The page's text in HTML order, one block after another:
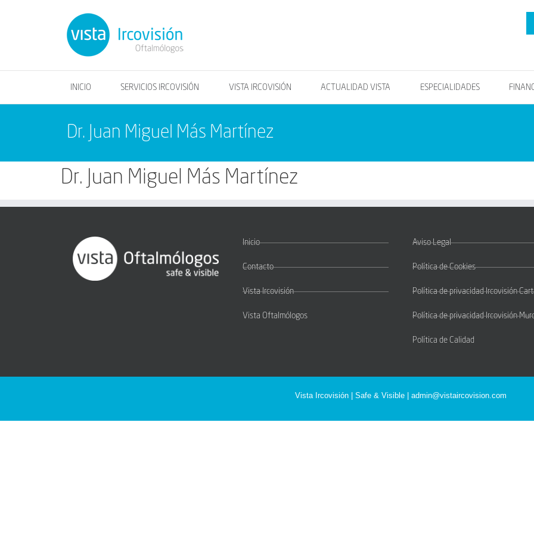
INICIO SERVICIOS IRCOVISIÓN VISTA IRCOVISIÓN ACTUALIDAD VISTA ESPECIALIDADES
Dr. Juan Miguel Más Martínez
Dr. Juan Miguel Más Martínez
Inicio
Contacto
Vista Ircovisión
Vista Oftalmólogos
Aviso Legal
Política de Cookies
Política de privacidad Ircovisión
Política de privacidad Ircovisión
Política de Calidad
Vista Ircovisión | Safe & Visible | admin@vistaircovision.com